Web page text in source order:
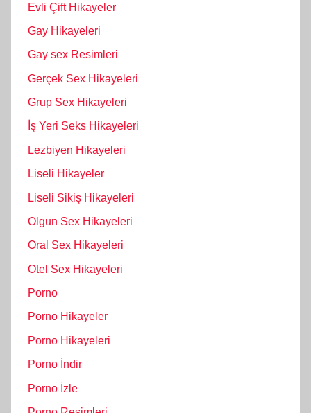
Evli Çift Hikayeler
Gay Hikayeleri
Gay sex Resimleri
Gerçek Sex Hikayeleri
Grup Sex Hikayeleri
İş Yeri Seks Hikayeleri
Lezbiyen Hikayeleri
Liseli Hikayeler
Liseli Sikiş Hikayeleri
Olgun Sex Hikayeleri
Oral Sex Hikayeleri
Otel Sex Hikayeleri
Porno
Porno Hikayeler
Porno Hikayeleri
Porno İndir
Porno İzle